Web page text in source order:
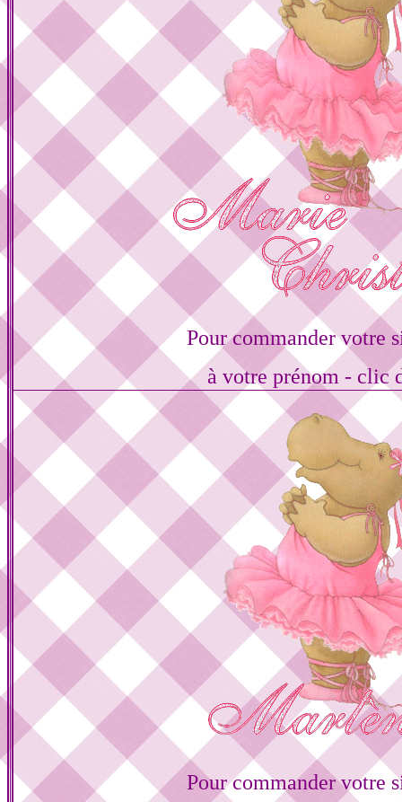
Pour commander votre
à votre prénom - clic
Pour commander votre